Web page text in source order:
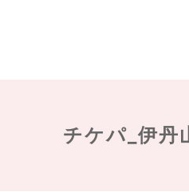
チケパ_伊